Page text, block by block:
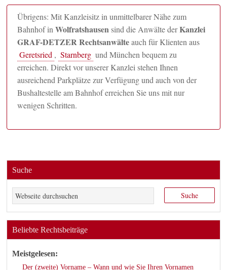
Übrigens: Mit Kanzleisitz in unmittelbarer Nähe zum
Bahnhof inWolfratshausensind die Anwälte derKanzlei
GRAF-DETZER Rechtsanwälteauch für Klienten aus
Geretsried , Starnberg und München bequem zu
erreichen. Direkt vor unserer Kanzlei stehen Ihnen
ausreichend Parkplätze zur Verfügung und auch von der
Bushaltestelle am Bahnhof erreichen Sie uns mit nur
wenigen Schritten.
Suche
Beliebte Rechtsbeiträge
Meistgelesen:
Der (zweite) Vorname – Wann und wie Sie Ihren Vornamen